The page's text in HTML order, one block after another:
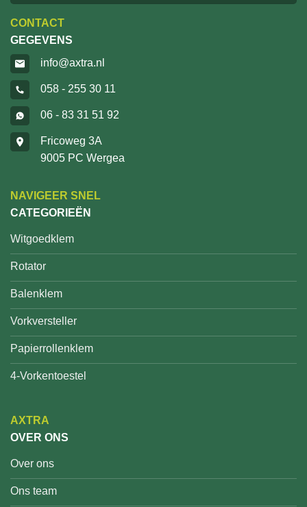
CONTACT
GEGEVENS
info@axtra.nl
058 - 255 30 11
06 - 83 31 51 92
Fricoweg 3A
9005 PC Wergea
NAVIGEER SNEL
CATEGORIEËN
Witgoedklem
Rotator
Balenklem
Vorkversteller
Papierrollenklem
4-Vorkentoestel
AXTRA
OVER ONS
Over ons
Ons team